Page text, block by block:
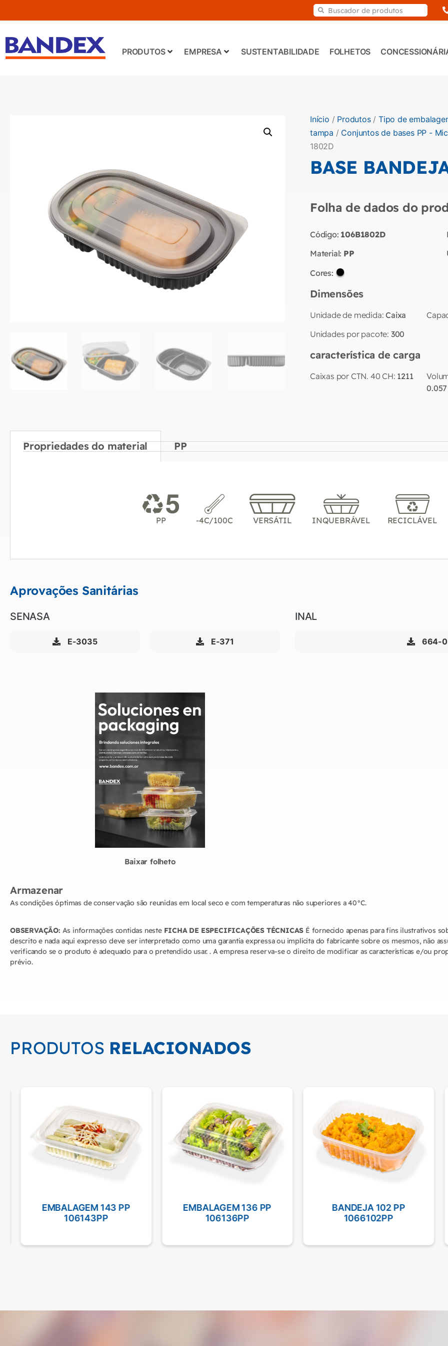
PRODUTOS EMPRESA SUSTENTABILIDADE FOLHETOS
Início / Produtos/Tipo de
tampa / Conjuntos de bases PP -
1802D
BASE
Folha de dados do
Código: 106B1802D
Material: PP
Cores:
Dimensões
Unidade de medida:Caixa
Unidades por pacote: 300
característica de carga
Caixas por CTN. 40 CH: 1211
0.057
Propriedades do material PP
PP -4C/100C VERSÁTIL INQUEBRÁVEL RECICLÁVEL
Aprovações Sanitárias
SENASA
E-3035 E-371
INAL
664-
Baixar folheto
Armazenar
As condições óptimas de conservação são reunidas em local seco e com temperaturas não superiores a 40°C.
OBSERVAÇÃO: As informações contidas neste FICHA DE ESPECIFICAÇÕES TÉCNICAS É fornecido apenas para fins ilustrativos
descrito e nada aqui expresso deve ser interpretado como uma garantia expressa ou implícita do fabricante sobre os mesmos, não
verificando se o produto é adequado para o pretendido usar. . A empresa reserva-se o direito de modificar as características e/ou
prévio.
PRODUTOS RELACIONADOS
EMBALAGEM 143 PP
106143PP
EMBALAGEM 136 PP
106136PP
BANDEJA 102 PP
1066102PP